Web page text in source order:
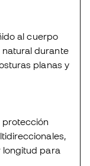
al cuerpo
durante
planas y
longitud para